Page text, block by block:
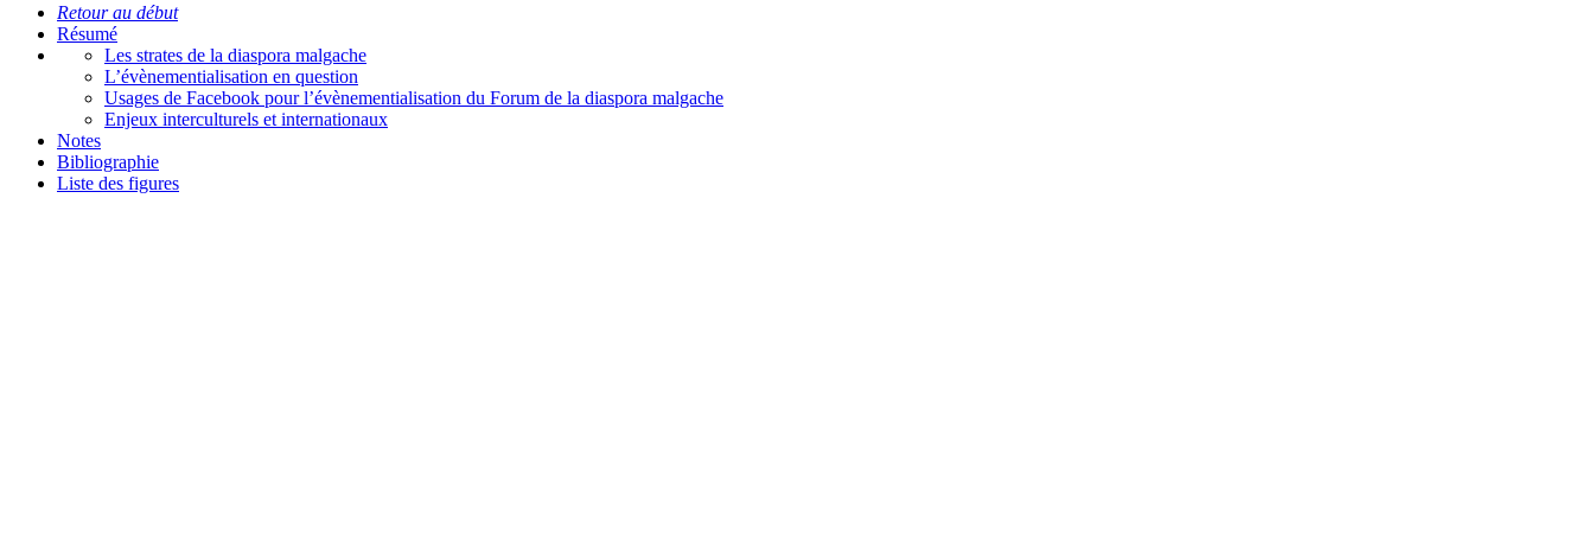
Retour au début
Résumé
Les strates de la diaspora malgache
L’évènementialisation en question
Usages de Facebook pour l’évènementialisation du Forum de la diaspora malgache
Enjeux interculturels et internationaux
Notes
Bibliographie
Liste des figures